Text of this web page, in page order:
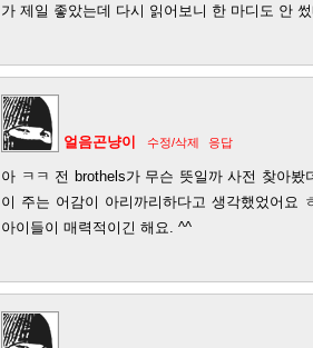
가 제일 좋았는데 다시 읽어보니 한 마디도 안
얼음곤냥이 수정/삭제 응답
아 ㅋㅋ 전 brothels가 무슨 뜻일까 사전 찾아
이 주는 어감이 아리까리하다고 생각했었어요
아이들이 매력적이긴 해요. ^^